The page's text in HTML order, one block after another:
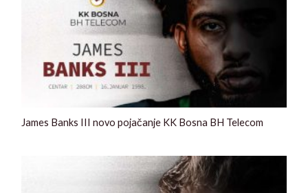
James Banks III novo pojačanje KK Bosna BH Telecom